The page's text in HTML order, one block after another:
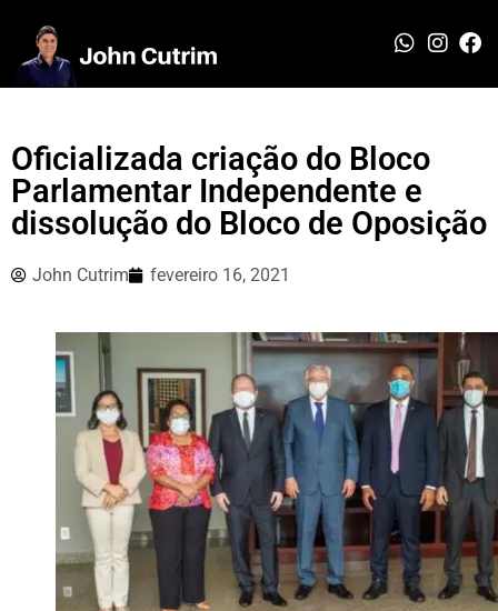
Oficializada criação do Bloco
Parlamentar Independente e
dissolução do Bloco de Oposição
John Cutrim fevereiro 16, 2021